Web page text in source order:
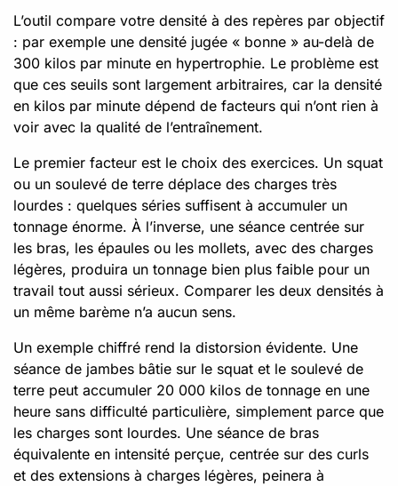
L’outil compare votre densité à des repères par objectif
: par exemple une densité jugée « bonne » au-delà de
300 kilos par minute en hypertrophie. Le problème est
que ces seuils sont largement arbitraires, car la densité
en kilos par minute dépend de facteurs qui n’ont rien à
voir avec la qualité de l’entraînement.
Le premier facteur est le choix des exercices. Un squat
ou un soulevé de terre déplace des charges très
lourdes : quelques séries suffisent à accumuler un
tonnage énorme. À l’inverse, une séance centrée sur
les bras, les épaules ou les mollets, avec des charges
légères, produira un tonnage bien plus faible pour un
travail tout aussi sérieux. Comparer les deux densités à
un même barème n’a aucun sens.
Un exemple chiffré rend la distorsion évidente. Une
séance de jambes bâtie sur le squat et le soulevé de
terre peut accumuler 20 000 kilos de tonnage en une
heure sans difficulté particulière, simplement parce que
les charges sont lourdes. Une séance de bras
équivalente en intensité perçue, centrée sur des curls
et des extensions à charges légères, peinera à